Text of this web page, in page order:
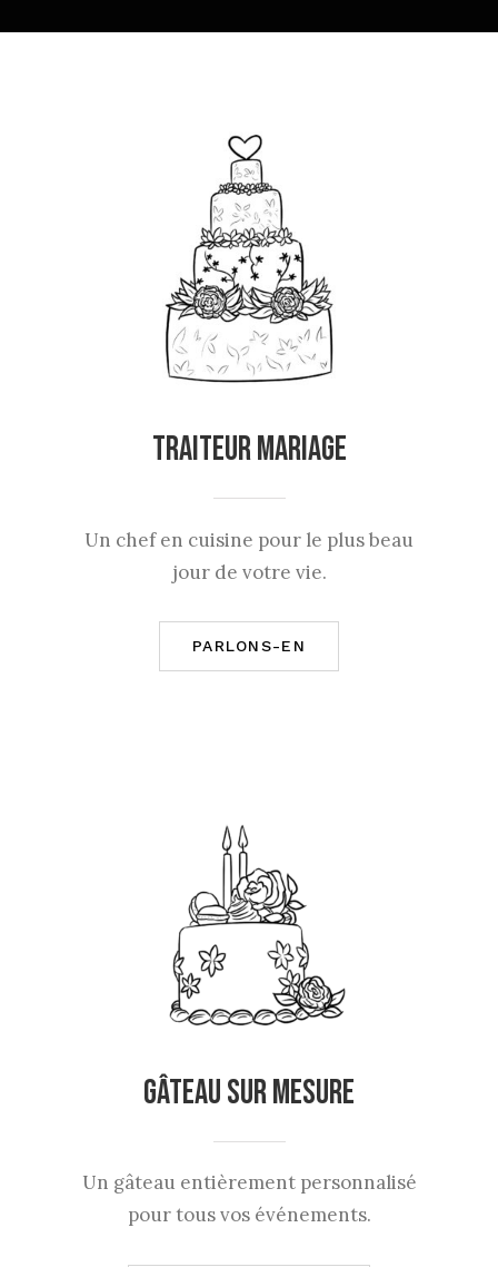
Traiteur Mariage
Un chef en cuisine pour le plus beau
jour de votre vie.
PARLONS-EN
Gâteau sur Mesure
Un gâteau entièrement personnalisé
pour tous vos événements.